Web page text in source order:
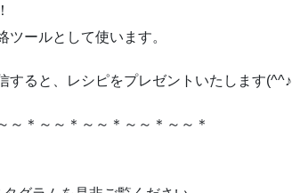
ツールとして使います。
すると、レシピをプレゼントいたします(^^♪
～＊～～＊～～＊～～＊～～＊